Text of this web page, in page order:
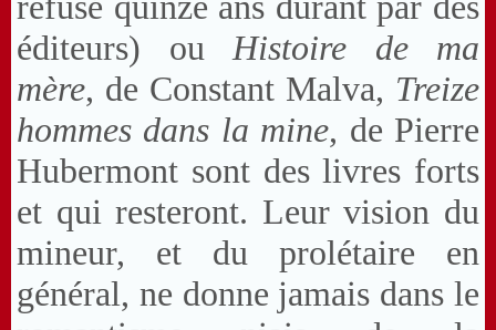
éditeurs) ou Histoire de ma
mère, de Constant Malva, Treize
hommes dans la mine, de Pierre
Hubermont sont des livres forts
et qui resteront. Leur vision du
mineur, et du prolétaire en
général, ne donne jamais dans le